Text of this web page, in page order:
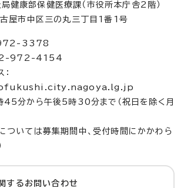
健康部保健医療課（市役所本庁舎2階）
市中区三の丸三丁目1番1号
972-3378
972-4154
45分から午後5時30分まで（祝日を除く月
については募集期間中、受付時間にかかわら
する お問い合わせ